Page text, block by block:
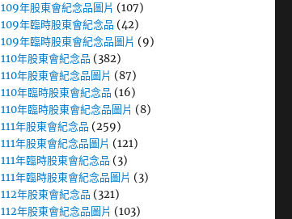
109年股東會紀念品圖片 (107)
109年臨時股東會紀念品 (42)
109年臨時股東會紀念品圖片 (9)
110年股東會紀念品 (382)
110年股東會紀念品圖片 (87)
110年臨時股東會紀念品 (16)
110年臨時股東會紀念品圖片 (8)
111年股東會紀念品 (259)
111年股東會紀念品圖片 (121)
111年臨時股東會紀念品 (3)
111年臨時股東會紀念品圖片 (3)
112年股東會紀念品 (321)
112年股東會紀念品圖片 (103)